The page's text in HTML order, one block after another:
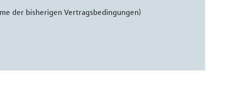
der bisherigen Vertragsbedingungen)